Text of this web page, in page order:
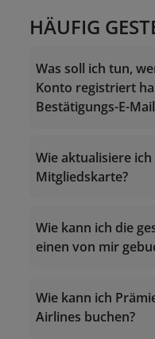
HÄUFIG
Was soll ich tun,
Konto registriert
Bestätigungs-E-
Wie aktualisiere
Mitgliedskarte?
Wie kann ich die
einen von mir
berechnen
Wie kann ich
Airlines buchen?